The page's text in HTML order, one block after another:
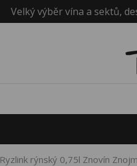
Velký výběr vína a sektů,
Ryzlink rýnský 0,75l Znovín